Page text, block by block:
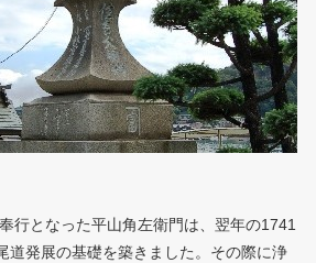
行となった平山角左衛門は、翌年の1741
道発展の基礎を築きました。その際に浄